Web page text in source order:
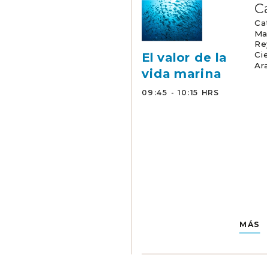
El valor de la
vida marina
09:45 - 10:15 HRS
MÁS